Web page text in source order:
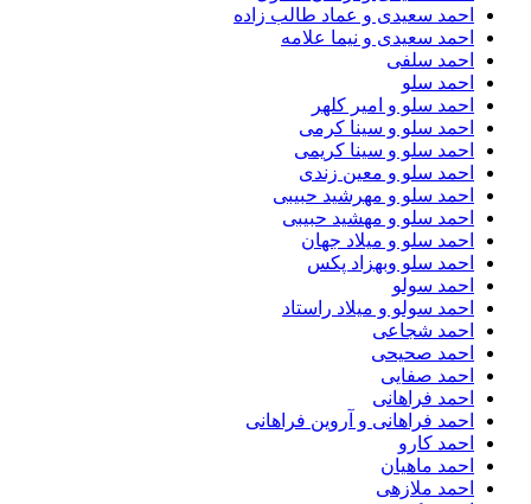
احمد سعیدی و عماد طالب زاده
احمد سعیدی و نیما علامه
احمد سلفی
احمد سلو
احمد سلو و امیر کلهر
احمد سلو و سینا کرمی
احمد سلو و سینا کریمی
احمد سلو و معین زندی
احمد سلو و مهرشید حبیبی
احمد سلو و مهشید حبیبی
احمد سلو و میلاد جهان
احمد سلو وبهزاد پکس
احمد سولو
احمد سولو و میلاد راستاد
احمد شجاعی
احمد صحیحی
احمد صفایی
احمد فراهانی
احمد فراهانی و آروین فراهانی
احمد کارو
احمد ماهیان
احمد ملازهی